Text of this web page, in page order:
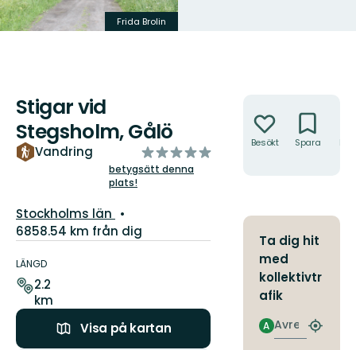
Frida Brolin
Stigar vid
Stegsholm, Gålö
Vandring
av
5
betygsätt denna
plats!
Län:
Stockholms län
6858.54 km från dig
om
leden
LÄNGD
2.2
km
Visa på kartan
Besökt Spara
Ta dig hit
med
kollektivtr
afik
Avresa
A
Hitta